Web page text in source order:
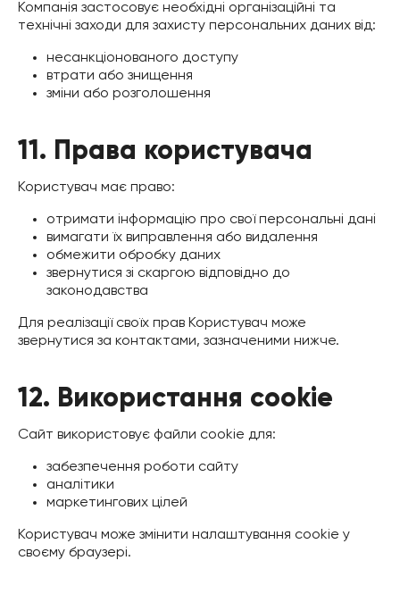
Компанія застосовує необхідні організаційні та
технічні заходи для захисту персональних даних від:
несанкціонованого доступу
втрати або знищення
зміни або розголошення
11. Права користувача
Користувач має право:
отримати інформацію про свої персональні дані
вимагати їх виправлення або видалення
обмежити обробку даних
звернутися зі скаргою відповідно до
законодавства
Для реалізації своїх прав Користувач може
звернутися за контактами, зазначеними нижче.
12. Використання cookie
Сайт використовує файли cookie для:
забезпечення роботи сайту
аналітики
маркетингових цілей
Користувач може змінити налаштування cookie у
своєму браузері.